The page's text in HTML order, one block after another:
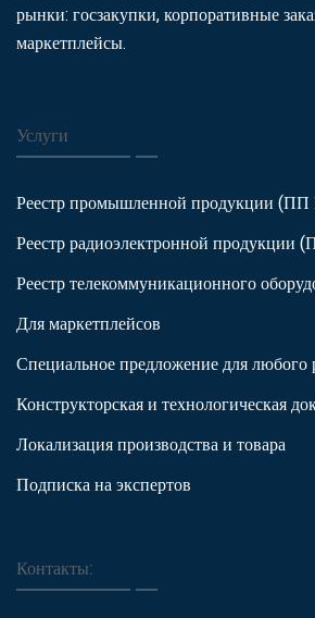
рынки: госзакупки, корпоративные
маркетплейсы.
Услуги
Реестр промышленной продукции
Реестр радиоэлектронной
Реестр телекоммуникационного
Для маркетплейсов
Специальное предложение для любого
Конструкторская и технологическая
Локализация производства и товара
Подписка на экспертов
Контакты: